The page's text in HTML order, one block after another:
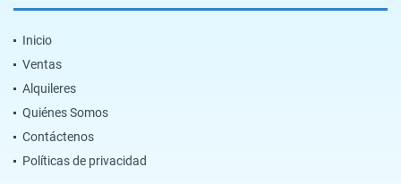
Inicio
Ventas
Alquileres
Quiénes Somos
Contáctenos
Políticas de privacidad